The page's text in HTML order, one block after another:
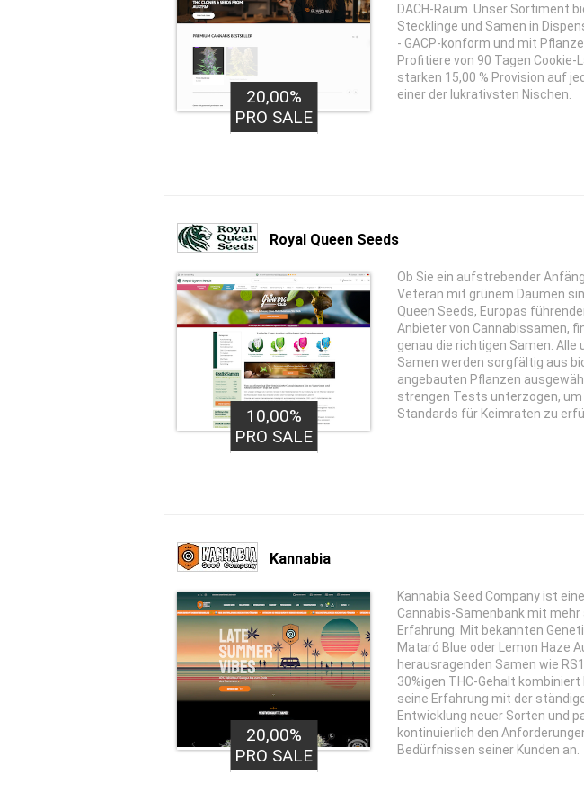
20,00%
PRO SALE
DACH-Raum. Unser Sortiment
Stecklinge und Samen in
- GACP-konform und mit
Profitiere von 90 Tagen Cookie-
starken 15,00 % Provision auf
einer der lukrativsten Nischen.
Royal Queen Seeds
10,00%
PRO SALE
Ob Sie ein aufstrebender
Veteran mit grünem Daumen
Queen Seeds, Europas
Anbieter von Cannabissamen,
genau die richtigen Samen. Alle
Samen werden sorgfältig aus
angebauten Pflanzen
strengen Tests unterzogen,
Standards für Keimraten zu
Kannabia
20,00%
PRO SALE
Kannabia Seed Company ist
Cannabis-Samenbank mit mehr
Erfahrung. Mit bekannten
Mataró Blue oder Lemon Haze
herausragenden Samen wie
30%igen THC-Gehalt kombiniert
seine Erfahrung mit der
Entwicklung neuer Sorten und
kontinuierlich den
Bedürfnissen seiner Kunden an.